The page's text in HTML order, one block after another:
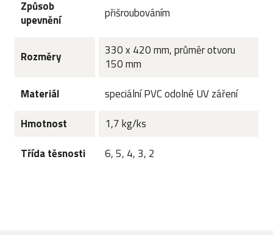
Způsob
upevnění
přišroubováním
Rozměry
330 x 420 mm, průměr otvoru
150 mm
Materiál
speciální PVC odolné UV záření
Hmotnost
1,7 kg/ks
Třída těsnosti
6, 5, 4, 3, 2